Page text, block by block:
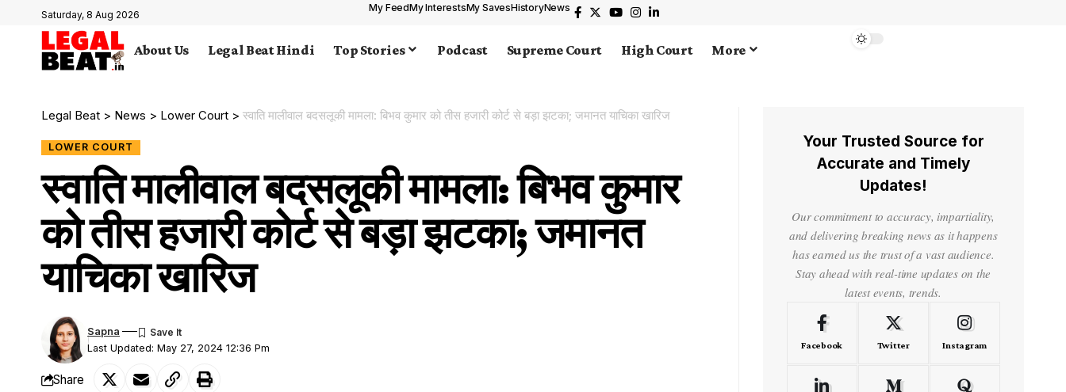
Saturday, 8 Aug 2026
My FeedMy InterestsMy SavesHistoryNews
About Us Legal Beat Hindi Top Stories Podcast Supreme Court High Court More
Legal Beat > News > Lower Court > स्वाति मालीवाल बदसलूकी मामला: बिभव कुमार को तीस हजारी कोर्ट से बड़ा झटका; जमानत याचिका खारिज
LOWER COURT
स्वाति मालीवाल बदसलूकी मामला: बिभव कुमार
को तीस हजारी कोर्ट से बड़ा झटका; जमानत
याचिका खारिज
Last Updated: May 27, 2024 12:36 Pm
Sapna
Share
Your Trusted Source for
Accurate and Timely
Updates!
Our commitment to accuracy, impartiality,
and delivering breaking news as it happens
has earned us the trust of a vast audience.
Stay ahead with real-time updates on the
latest events, trends.
Facebook Twitter Instagram